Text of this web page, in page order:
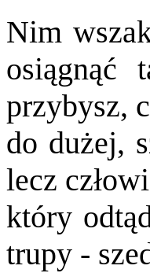
Nim
osiągnąć
przybysz,
do dużej,
lecz
który
trupy -